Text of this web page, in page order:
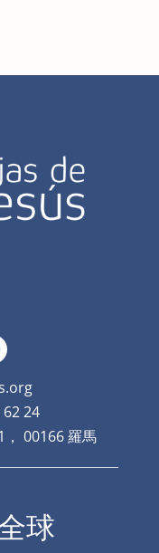
24
00166 羅馬
球